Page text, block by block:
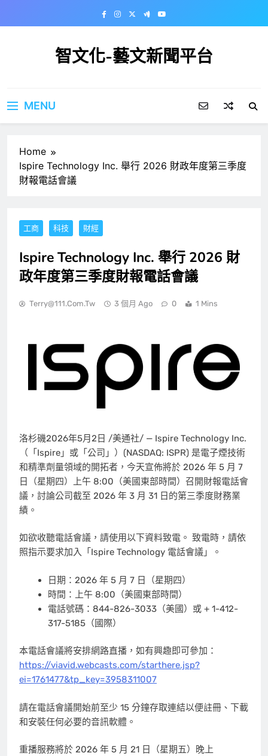
智文化-藝文新聞平台
MENU
Home
Ispire Technology Inc. 舉行 2026 財政年度第三季度
財報電話會議
工商 科技 財經
Ispire Technology Inc. 舉行 2026 財
政年度第三季度財報電話會議
Terry@111.com.tw 3 個月 Ago 0 1 Mins
洛杉磯2026年5月2日 /美通社/ — Ispire Technology Inc.
（「Ispire」或「公司」）(NASDAQ: ISPR) 是電子煙技術
和精準劑量領域的開拓者，今天宣佈將於 2026 年 5 月 7
日（星期四）上午 8:00（美國東部時間）召開財報電話會
議，討論公司截至 2026 年 3 月 31 日的第三季度財務業
績。
如欲收聽電話會議，請使用以下資料致電。 致電時，請依
照指示要求加入「Ispire Technology 電話會議」。
日期：2026 年 5 月 7 日（星期四）
時間：上午 8:00（美國東部時間）
電話號碼：844-826-3033（美國）或 + 1-412-
317-5185（國際）
本電話會議將安排網路直播，如有興趣即可參加：
https://viavid.webcasts.com/starthere.jsp?
ei=1761477&tp_key=3958311007
請在電話會議開始前至少 15 分鐘存取連結以便註冊、下載
和安裝任何必要的音訊軟體。
重播服務將於 2026 年 5 月 21 日（星期五）晚上